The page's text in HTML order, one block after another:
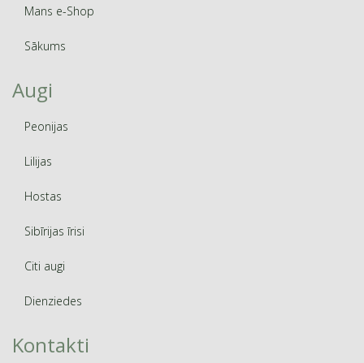
Mans e-Shop
Sākums
Augi
Peonijas
Lilijas
Hostas
Sibīrijas īrisi
Citi augi
Dienziedes
Kontakti